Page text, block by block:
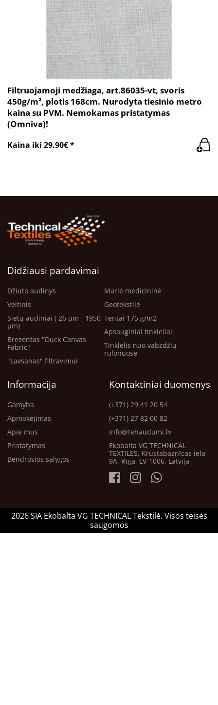
Filtruojamoji medžiaga, art.86035-vt, svoris
450g/m², plotis 168cm. Nurodyta tiesinio metro
kaina su PVM. Nemokamas pristatymas
(Omniva)!
Kaina iki 29.90€ *
Didžiausi pardavimai
Džiuto audinys
Veltinis
Sietų audiniai ( 26 μm - 1950
μm)
Brezentas "Duck Canvas
Fabric"
"Lavsanas" filtravimui
Marlė medicininė
Geotekstilė
Tentai 175 g/m2
Apsauginiai tinkleliai
Tinklelis nuo vabzdžių
rulonuose
Informacija
Gamyba
Apmokėjimas
Apie mus
Pristatymas
Bendrosios sąlygos
Kontaktiniai duomenys
(+371) 29 41 20 54
(+371) 27 82 00 82
info@tehaudumi.lv
Ekobalta VG TECHNICAL
TEXTILES, Krustabaznīcas iela
9A, Rīga, LV-1006, Latvija
2026 SIA Ekobalta VG TECHNICAL Tekstilė. Visos teisės
saugomos